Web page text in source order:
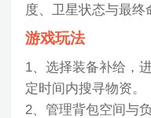
度、卫星状态与最终
游戏玩法
1、选择装备补给，
定时间内搜寻物资。
2、管理背包空间与